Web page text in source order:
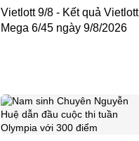
Vietlott 9/8 - Kết quả Vietlott
Mega 6/45 ngày 9/8/2026